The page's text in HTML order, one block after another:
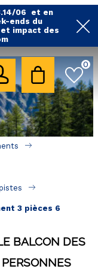
06 et en
ends du
impact des
0
qualité
( VTT,
3 pièces 6
BALCON DES